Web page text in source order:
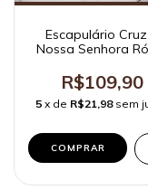
Escapulário
Nossa Senhora
R$109,90
5 x de R$21,98 sem